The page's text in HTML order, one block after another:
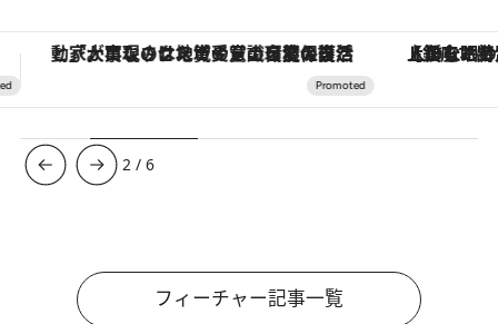
【銀座で出合う最旬美容】美髪ケアや上質な眠り…セルフケアのアップデートから、特別な名入れギフトまで。大人のための「ReFa GINZA」クルーズ 【夏限定ディナーコース】旬を
3 /6
フィーチャー記事一覧